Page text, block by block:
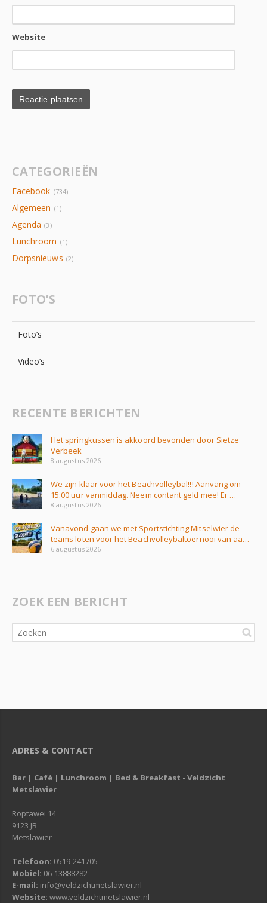
Website
CATEGORIEËN
Facebook (734)
Algemeen (1)
Agenda (3)
Lunchroom (1)
Dorpsnieuws (2)
FOTO’S
Foto’s
Video’s
RECENTE BERICHTEN
Het springkussen is akkoord bevonden door Sietze
Verbeek
8 augustus 2026
We zijn klaar voor het Beachvolleybal!!! Aanvang om
15:00 uur vanmiddag. Neem contant geld mee! Er …
8 augustus 2026
Vanavond gaan we met Sportstichting Mitselwier de
teams loten voor het Beachvolleybaltoernooi van aa…
6 augustus 2026
ZOEK EEN BERICHT
ADRES & CONTACT
Bar | Café | Lunchroom | Bed & Breakfast - Veldzicht
Metslawier
Roptawei 14
9123 JB
Metslawier
Telefoon: 0519-241705
Mobiel: 06-13888282
E-mail: info@veldzichtmetslawier.nl
Website: www.veldzichtmetslawier.nl